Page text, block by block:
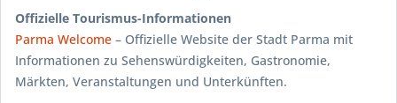
Offizielle Tourismus-Informationen
Parma Welcome – Offizielle Website der Stadt Parma mit
Informationen zu Sehenswürdigkeiten, Gastronomie,
Märkten, Veranstaltungen und Unterkünften.